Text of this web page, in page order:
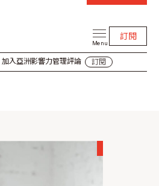
Menu
訂閱
加入亞洲影響力管理評論 訂閱